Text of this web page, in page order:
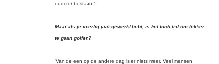
ouderenbestaan.’
Maar als je veertig jaar gewerkt hebt, is het toch tijd om lekker
te gaan golfen?
‘Van de een op de andere dag is er niets meer. Veel mensen